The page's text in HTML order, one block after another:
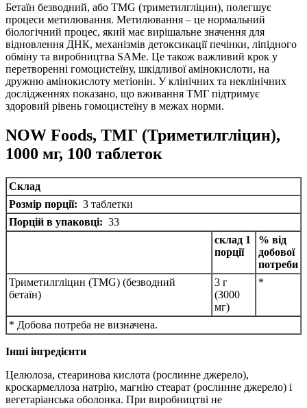
Бетаїн безводний, або TMG (триметилгліцин), полегшує
процеси метилювання. Метилювання – це нормальний
біологічний процес, який має вирішальне значення для
відновлення ДНК, механізмів детоксикації печінки, ліпідного
обміну та виробництва SAMe. Це також важливий крок у
перетворенні гомоцистеїну, шкідливої ​​амінокислоти, на
дружню амінокислоту метіонін. У клінічних та неклінічних
дослідженнях показано, що вживання ТМГ підтримує
здоровий рівень гомоцистеїну в межах норми.
NOW Foods, ТМГ (Триметилгліцин),
1000 мг, 100 таблеток
Склад
Розмір порції: 3 таблетки
Порцій в упаковці: 33
склад 1
порції
% від
добової
потреби
Триметилгліцин (TMG) (безводний
бетаїн)
3 г
(3000
мг)
*
* Добова потреба не визначена.
Інші інгредієнти
Целюлоза, стеаринова кислота (рослинне джерело), ​​
кроскармеллоза натрію, магнію стеарат (рослинне джерело) і
вегетаріанська оболонка. При виробництві не